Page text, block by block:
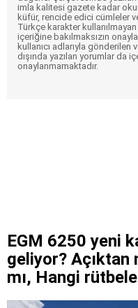
imla kalitesi gazete kadar
küfür, rencide edici cümleler
Türkçe karakter
içeriğine bakılmaksızın
kullanıcı adlarıyla gönderilen
dışında yazılan yorumlar da
onaylanmamaktadır.
EGM 6250 yeni
geliyor? Açıktan
mı, Hangi